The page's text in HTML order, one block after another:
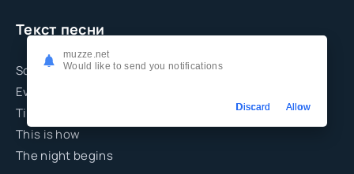
Текст песни
Softest touch, your lips on me
Every sound I want to hear
Time stands still, you pull me
This is how
The night begins
muzze.net
Would like to send you notifications
Discard Allow